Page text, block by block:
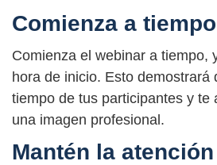
Comienza a tiempo
Comienza el webinar a tiempo,
hora de inicio. Esto demostrará
tiempo de tus participantes y te
una imagen profesional.
Mantén la